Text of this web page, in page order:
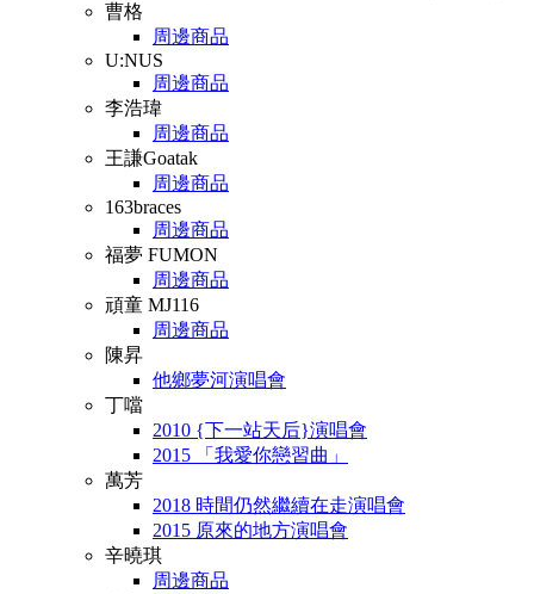
曹格
周邊商品
U:NUS
周邊商品
李浩瑋
周邊商品
王謙Goatak
周邊商品
163braces
周邊商品
福夢 FUMON
周邊商品
頑童 MJ116
周邊商品
陳昇
他鄉夢河演唱會
丁噹
2010 {下一站天后}演唱會
2015 「我愛你戀習曲」
萬芳
2018 時間仍然繼續在走演唱會
2015 原來的地方演唱會
辛曉琪
周邊商品